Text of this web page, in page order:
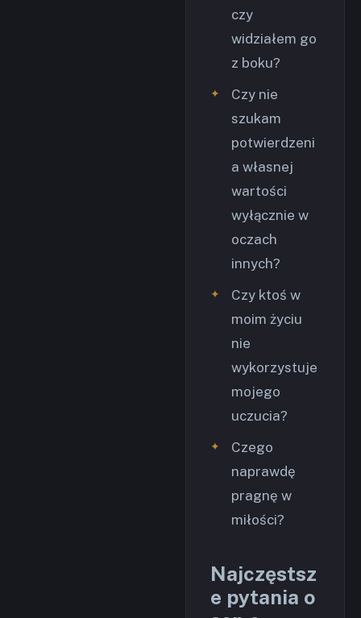
czy
widziałem go
z boku?
Czy nie
szukam
potwierdzeni
a własnej
wartości
wyłącznie w
oczach
innych?
Czy ktoś w
moim życiu
nie
wykorzystuje
mojego
uczucia?
Czego
naprawdę
pragnę w
miłości?
Najczęstsz
e pytania o